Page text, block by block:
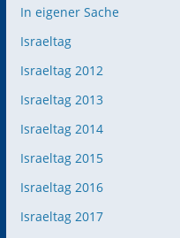
In eigener Sache
Israeltag
Israeltag 2012
Israeltag 2013
Israeltag 2014
Israeltag 2015
Israeltag 2016
Israeltag 2017